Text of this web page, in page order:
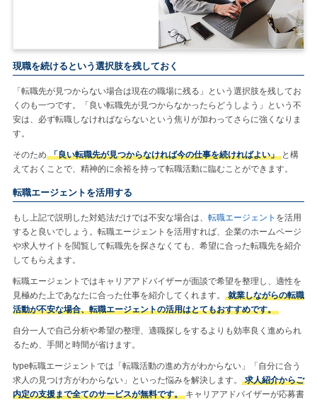
現職を続けるという選択肢を残しておく
「転職先が見つからない場合は現在の職場に残る」という選択肢を残してお
くのも一つです。「良い転職先が見つからなかったらどうしよう」という不
安は、必ず転職しなければならないという焦りが加わってさらに強くなりま
す。
そのため 「良い転職先が見つからなければ今の仕事を続ければよい」 と構
えておくことで、精神的に余裕を持って転職活動に臨むことができます。
転職エージェントを活用する
もし上記で説明した対処法だけでは不安な場合は、 転職エージェント を活用
すると良いでしょう。転職エージェントを活用すれば、企業のホームページ
や求人サイトを閲覧して転職先を探さなくても、希望に合った転職先を紹介
してもらえます。
転職エージェントではキャリアアドバイザーが面談で希望を整理し、適性を
見極めた上であなたに合った仕事を紹介してくれます。
就業しながらの転職
活動が不安な場合、転職エージェントの活用はとてもおすすめです。
自分一人で自己分析や希望の整理、適職探しをするよりも効率良く進められ
るため、手間と時間が省けます。
type転職エージェントでは「転職活動の進め方がわからない」「自分に合う
求人の見つけ方がわからない」といった悩みを解決します。
求人紹介からご
内定の支援まで全てのサービスが無料です。 キャリアアドバイザーが応募書